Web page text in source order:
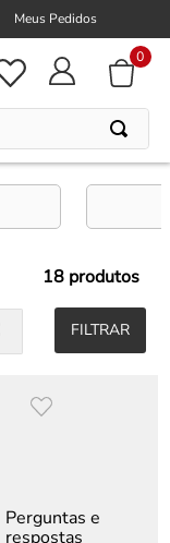
Meus Pedidos
0
18 produtos
FILTRAR